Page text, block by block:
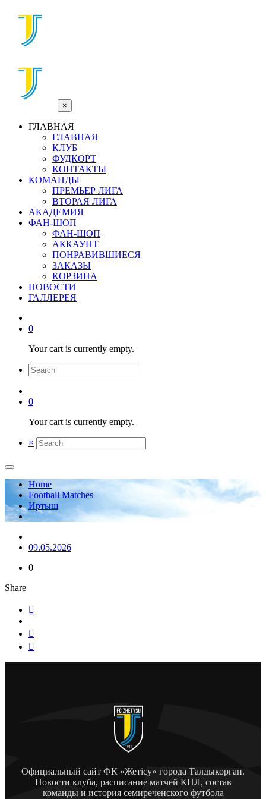
×
ГЛАВНАЯ
ГЛАВНАЯ
КЛУБ
ФУДКОРТ
КОНТАКТЫ
КОМАНДЫ
ПРЕМЬЕР ЛИГА
ВТОРАЯ ЛИГА
АКАДЕМИЯ
ФАН-ШОП
ФАН-ШОП
АККАУНТ
ПОНРАВИВШИЕСЯ
ЗАКАЗЫ
КОРЗИНА
НОВОСТИ
ГАЛЛЕРЕЯ
0
Your cart is currently empty.
0
Your cart is currently empty.
×
Home
Football Matches
Иртыш
09.05.2026
0
Share
Официальный сайт ФК «Жетісу» города Талдыкорган.
Новости клуба, расписание матчей КПЛ, состав
команды и история семиреченского футбола